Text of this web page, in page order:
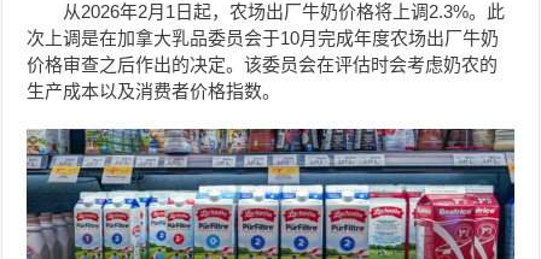
从2026年2月1日起，农场出厂牛奶价格将上调2.3%。此
次上调是在加拿大乳品委员会于10月完成年度农场出厂牛奶
价格审查之后作出的决定。该委员会在评估时会考虑奶农的
生产成本以及消费者价格指数。